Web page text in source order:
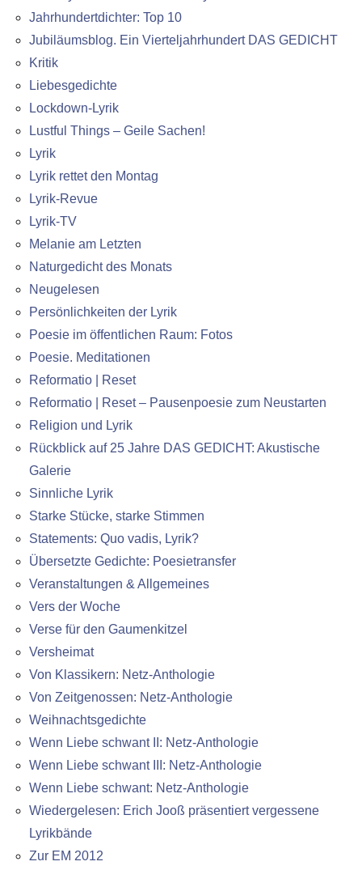
Jahrhundertdichter: Top 10
Jubiläumsblog. Ein Vierteljahrhundert DAS GEDICHT
Kritik
Liebesgedichte
Lockdown-Lyrik
Lustful Things – Geile Sachen!
Lyrik
Lyrik rettet den Montag
Lyrik-Revue
Lyrik-TV
Melanie am Letzten
Naturgedicht des Monats
Neugelesen
Persönlichkeiten der Lyrik
Poesie im öffentlichen Raum: Fotos
Poesie. Meditationen
Reformatio | Reset
Reformatio | Reset – Pausenpoesie zum Neustarten
Religion und Lyrik
Rückblick auf 25 Jahre DAS GEDICHT: Akustische
Galerie
Sinnliche Lyrik
Starke Stücke, starke Stimmen
Statements: Quo vadis, Lyrik?
Übersetzte Gedichte: Poesietransfer
Veranstaltungen & Allgemeines
Vers der Woche
Verse für den Gaumenkitzel
Versheimat
Von Klassikern: Netz-Anthologie
Von Zeitgenossen: Netz-Anthologie
Weihnachtsgedichte
Wenn Liebe schwant II: Netz-Anthologie
Wenn Liebe schwant III: Netz-Anthologie
Wenn Liebe schwant: Netz-Anthologie
Wiedergelesen: Erich Jooß präsentiert vergessene
Lyrikbände
Zur EM 2012